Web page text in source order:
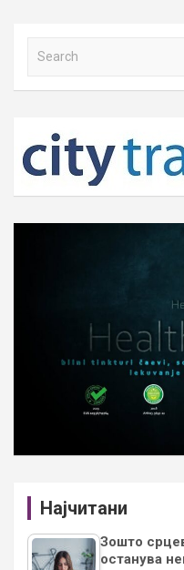
h
Најчитани
Зошто
останува